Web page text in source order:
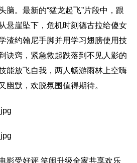
脑。最新的“猛龙起飞”片段中，跟
悬崖坠下，危机时刻德古拉给傻女
渣约翰尼手脚并用学习翅膀使用技
诀窍，紧急救起跌落到不见人影的
能放飞自我，两人畅游雨林上空嗨
幽默，欢脱氛围值得期待。
影受好评 笑闹升级全家共享欢乐